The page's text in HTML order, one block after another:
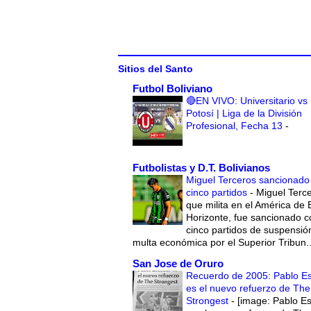
Sitios del Santo
Futbol Boliviano
🔴EN VIVO: Universitario vs
Potosí | Liga de la División
Profesional, Fecha 13 -
Futbolistas y D.T. Bolivianos
Miguel Terceros
cinco partidos - Miguel
que milita en el América de
Horizonte, fue sancionado
cinco partidos de
multa económica por el Superior
San Jose de Oruro
Recuerdo de 2005: Pablo
es el nuevo refuerzo de The
Strongest - [image: Pablo